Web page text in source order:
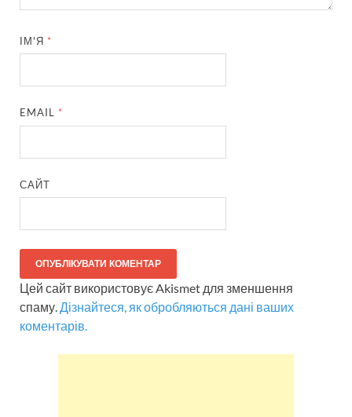
ІМ'Я *
EMAIL *
САЙТ
Цей сайт використовує Akismet для зменшення
спаму.Дізнайтеся, як обробляються дані ваших
коментарів.